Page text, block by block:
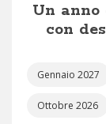
Un anno
con
Gennaio 2027
Ottobre 2026